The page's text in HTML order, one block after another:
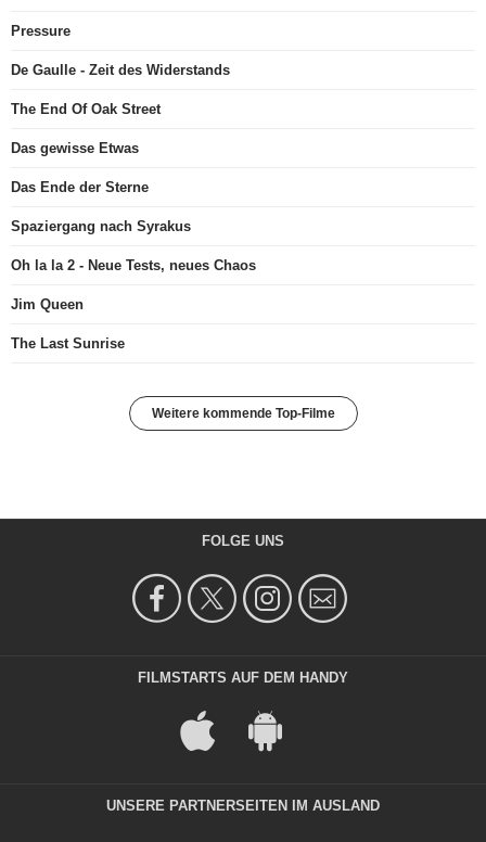
Pressure
De Gaulle - Zeit des Widerstands
The End Of Oak Street
Das gewisse Etwas
Das Ende der Sterne
Spaziergang nach Syrakus
Oh la la 2 - Neue Tests, neues Chaos
Jim Queen
The Last Sunrise
Weitere kommende Top-Filme
FOLGE UNS
FILMSTARTS AUF DEM HANDY
UNSERE PARTNERSEITEN IM AUSLAND